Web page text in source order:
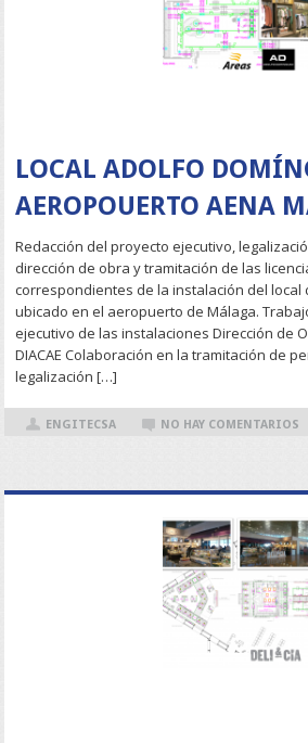
LOCAL ADOLFO
AEROPOUERTO AENA
Redacción del proyecto ejecutivo,
dirección de obra y tramitación de las
correspondientes de la instalación del local
ubicado en el aeropuerto de Málaga.
ejecutivo de las instalaciones Dirección de
DIACAE Colaboración en la tramitación de
legalización […]
ENGITECSA NO HAY COMENTARIOS